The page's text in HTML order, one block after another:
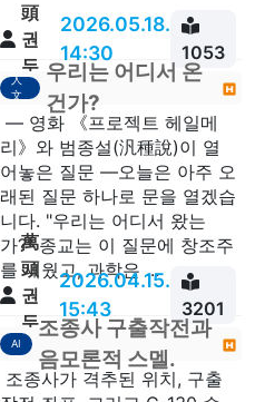
頭
권
두
안
2026.05.18.
14:30
1053
人
文
우리는 어디서 온
건가?
— 영화 《프로젝트 헤일메
리》와 범종설(汎種說)이 열
어놓은 질문 —오늘은 아주 오
래된 질문 하나로 문을 열겠습
니다. "우리는 어디서 왔는
가?" 종교는 이 질문에 창조주
를 세웠고, 과학은 ...
萬
頭
권
두
안
2026.04.15.
15:43
3201
AI
조종사 구출작전과
음모론적 스멜.
조종사가 격추된 위치, 구출